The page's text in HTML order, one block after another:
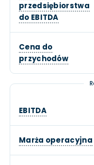
przedsiębiorstwa
do EBITDA
Cena do
przychodów
EBITDA
Marża operacyjna